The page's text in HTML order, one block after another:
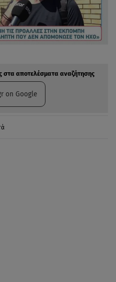
στα αποτελέσματα αναζήτησης
on Google